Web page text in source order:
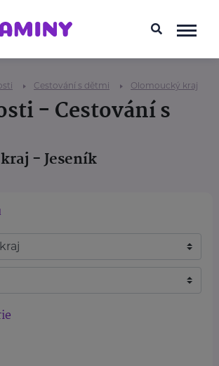
Cestování s dětmi Olomoucký kraj
- Cestování s
- Jeseník